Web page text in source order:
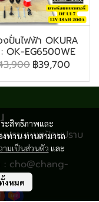
งปั่นไฟฟ้า OKURA
OK-EG6500WE
฿39,700
ะสิทธิภาพและ
ท่าน ท่านสามารถ
มเป็นส่วนตัว และ
งหมด
ราบ เขตป้อมปราบ
: cho@chang-